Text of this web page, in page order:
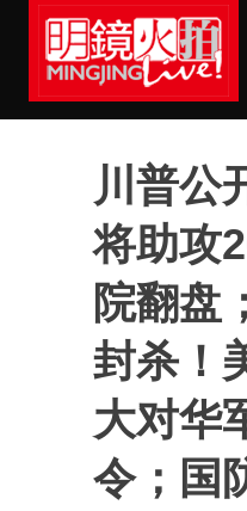
Skip
川普公
将助攻
院翻盘
封杀！
大对华
令；国